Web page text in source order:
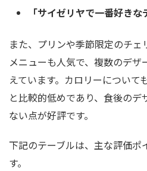
「サイゼリヤで一番好きな
また、プリンや季節限定のチ
メニューも人気で、複数のデ
えています。カロリーについ
と比較的低めであり、食後の
ない点が好評です。
下記のテーブルは、主な評価ポ
す。